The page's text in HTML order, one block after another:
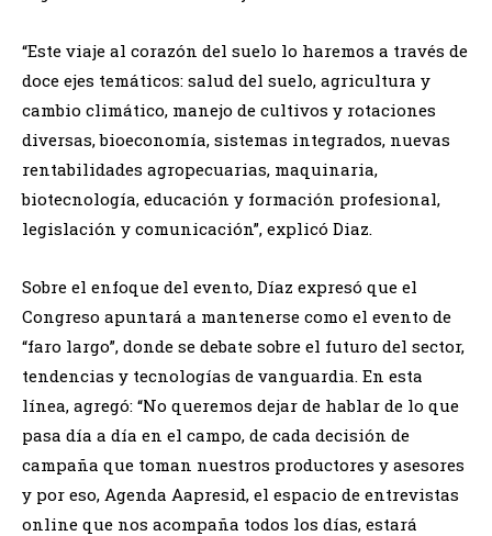
“Este viaje al corazón del suelo lo haremos a través de
doce ejes temáticos: salud del suelo, agricultura y
cambio climático, manejo de cultivos y rotaciones
diversas, bioeconomía, sistemas integrados, nuevas
rentabilidades agropecuarias, maquinaria,
biotecnología, educación y formación profesional,
legislación y comunicación”, explicó Diaz.
Sobre el enfoque del evento, Díaz expresó que el
Congreso apuntará a mantenerse como el evento de
“faro largo”, donde se debate sobre el futuro del sector,
tendencias y tecnologías de vanguardia. En esta
línea, agregó: “No queremos dejar de hablar de lo que
pasa día a día en el campo, de cada decisión de
campaña que toman nuestros productores y asesores
y por eso, Agenda Aapresid, el espacio de entrevistas
online que nos acompaña todos los días, estará